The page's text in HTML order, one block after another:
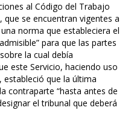
al Código del Trabajo
que se encuentran vigentes a
norma que estableciera el
para que las partes
la cual debía
este Servicio, haciendo uso
que la última
contraparte “hasta antes de
el tribunal que deberá